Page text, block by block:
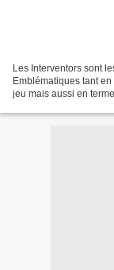
Les Interventors sont
Emblématiques tant
jeu mais aussi en